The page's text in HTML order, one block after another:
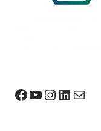
Facebook
YouTube
Instagram
LinkedIn
Mail